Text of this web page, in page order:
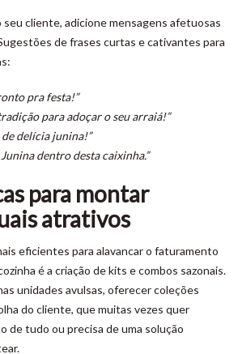
seu cliente, adicione mensagens afetuosas
de frases curtas e cativantes para
pra festa!”
para adoçar o seu arraiá!”
delícia junina!”
dentro desta caixinha.”
para montar
atrativos
eficientes para alavancar o faturamento
é a criação de kits e combos sazonais.
unidades avulsas, oferecer coleções
do cliente, que muitas vezes quer
de tudo ou precisa de uma solução